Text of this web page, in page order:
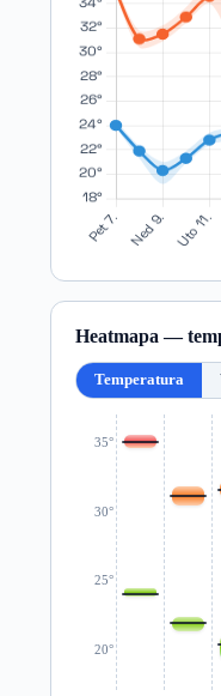
Heatmapa —
Temperatura
20°
25°
30°
35°